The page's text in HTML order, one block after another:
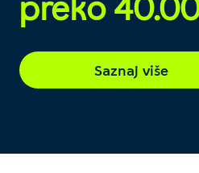
Saznaj više